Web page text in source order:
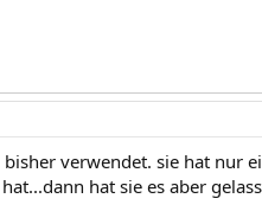
verwendet. sie hat nur
hat sie es aber